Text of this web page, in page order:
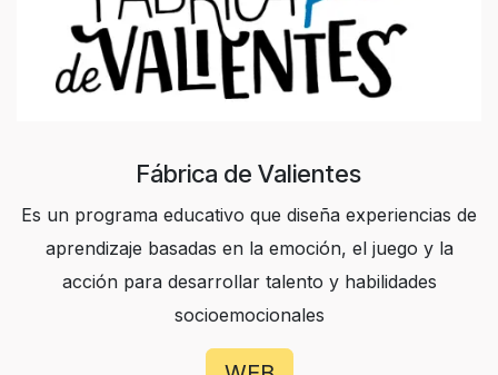
Fábrica de Valientes
Es un programa educativo que diseña experiencias de
aprendizaje basadas en la emoción, el juego y la
acción para desarrollar talento y habilidades
socioemocionales